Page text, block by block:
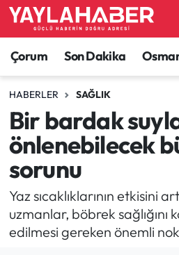
Çorum Son Dakika
HABERLER SAĞLIK
Bir bardak
önlenebilecek
sorunu
Yaz sıcaklıklarının etkisini
uzmanlar, böbrek
edilmesi gereken önemli
Alaca Haberleri
Bayat Haberleri
Bilgi - Keşfet Haberleri
Bilim ve Teknoloji
Boğazkale Haberleri
Çorum Haberleri
Çorum Nöbetçi Eczaneler
Çorum Hava Durumu
Çorum Namaz Vakitleri
Çorum Trafik Yoğunluk
TFF 1.Lig Puan Durumu
Tüm Manşetler